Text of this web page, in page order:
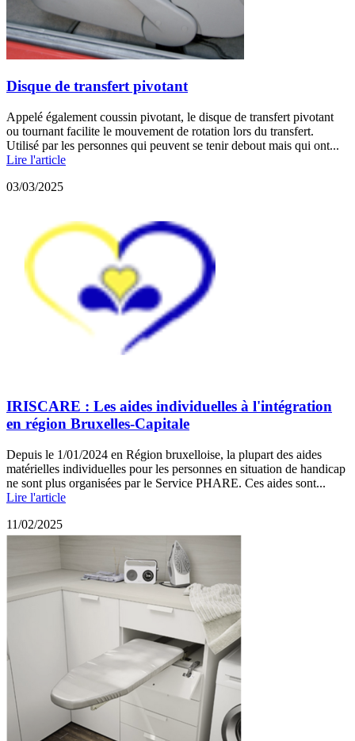
Disque de transfert pivotant
Appelé également coussin pivotant, le disque de transfert pivotant
ou tournant facilite le mouvement de rotation lors du transfert.
Utilisé par les personnes qui peuvent se tenir debout mais qui ont...
Lire l'article
03/03/2025
IRISCARE : Les aides individuelles à l'intégration
en région Bruxelles-Capitale
Depuis le 1/01/2024 en Région bruxelloise, la plupart des aides
matérielles individuelles pour les personnes en situation de handicap
ne sont plus organisées par le Service PHARE. Ces aides sont...
Lire l'article
11/02/2025